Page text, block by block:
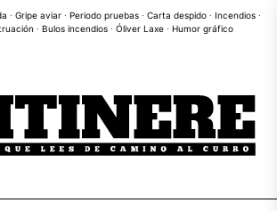
· Gripe aviar· Periodo pruebas· Carta despido· Incendios·
· Bulos incendios· Óliver Laxe· Humor gráfico